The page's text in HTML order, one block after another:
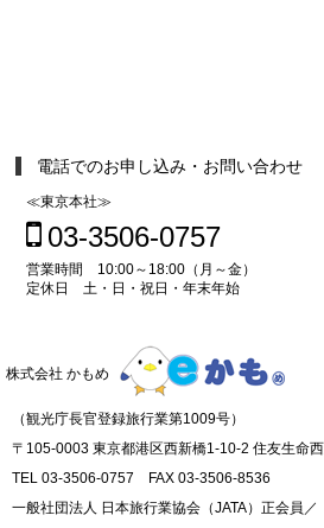
電話でのお申し込み・お問い合わせ
≪東京本社≫
03-3506-0757
営業時間 10:00～18:00（月～金）
定休日 土・日・祝日・年末年始
株式会社 かもめ
（観光庁長官登録旅行業第1009号）
〒105-0003 東京都港区西新橋1-10-2 住友生命
TEL 03-3506-0757 FAX 03-3506-8536
一般社団法人 日本旅行業協会（JATA）正会員／